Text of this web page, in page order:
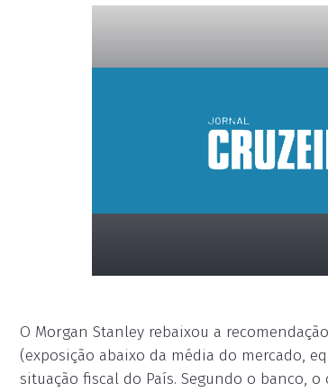
O Morgan Stanley rebaixou a
(exposição abaixo da média do mercado,
situação fiscal do País. Segundo o banco,